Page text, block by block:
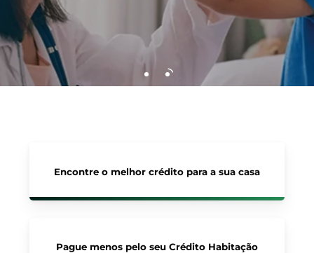
Encontre o melhor crédito para a sua casa
Pague menos pelo seu Crédito Habitação